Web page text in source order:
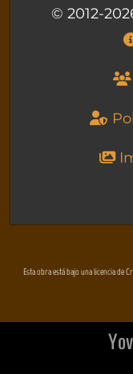
© 2012-
Esta obra está bajo una licencia de